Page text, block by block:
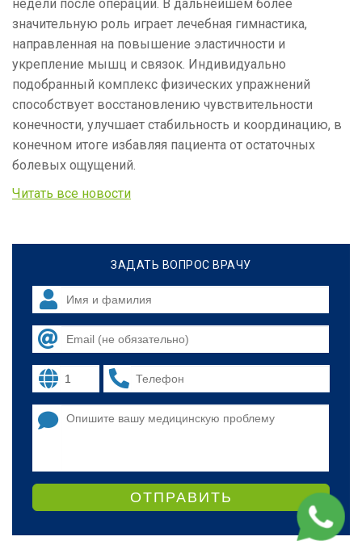
недели после операции. В дальнейшем более
значительную роль играет лечебная гимнастика,
направленная на повышение эластичности и
укрепление мышц и связок. Индивидуально
подобранный комплекс физических упражнений
способствует восстановлению чувствительности
конечности, улучшает стабильность и координацию, в
конечном итоге избавляя пациента от остаточных
болевых ощущений.
Читать все новости
ЗАДАТЬ ВОПРОС ВРАЧУ
ОТПРАВИТЬ